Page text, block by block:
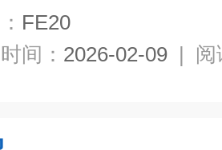
FE20
间： 2026-02-09 | 阅